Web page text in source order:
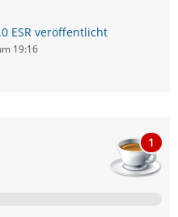
ESR veröffentlicht
19:16
1